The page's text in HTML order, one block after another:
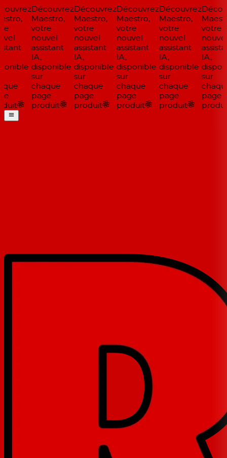
Découvrez
Maestro,
votre
nouvel
assistant
IA,
disponible
sur
chaque
page
produit
Découvrez
Maestro,
votre
nouvel
assistant
IA,
disponible
sur
chaque
page
produit
Découvrez
Maestro,
votre
nouvel
assistant
IA,
disponible
sur
chaque
page
produit
Découvrez
Maestro,
votre
nouvel
assistant
IA,
disponible
sur
chaque
page
produit
votre
nouvel
IA,
sur
chaque
page
produit